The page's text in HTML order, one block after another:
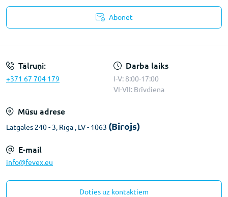
Abonēt
Tālruņi:
+371 67 704 179
Darba laiks
I-V: 8:00-17:00
VI-VII: Brīvdiena
Mūsu adrese
Latgales 240 - 3, Rīga , LV - 1063 (Birojs)
E-mail
info@fevex.eu
Doties uz kontaktiem